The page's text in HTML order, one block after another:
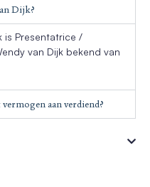
Dijk?
is Presentatrice /
van Dijk bekend van
aan verdiend?